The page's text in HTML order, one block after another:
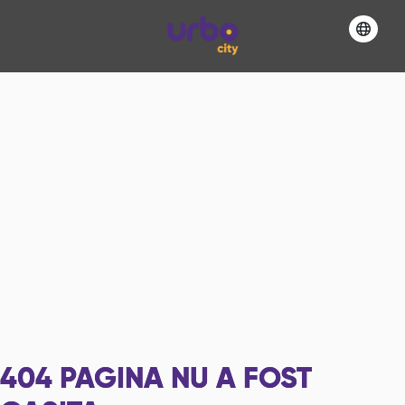
404 PAGINA NU A FOST